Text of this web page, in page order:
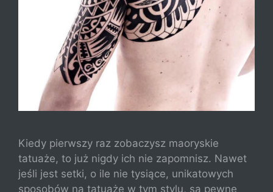
Kiedy pierwszy raz zobaczysz maoryskie
tatuaże, to już nigdy ich nie zapomnisz. Nawet
jeśli jest setki, o ile nie tysiące, unikatowych
sposobów na tatuaże w tym stylu, są pewne